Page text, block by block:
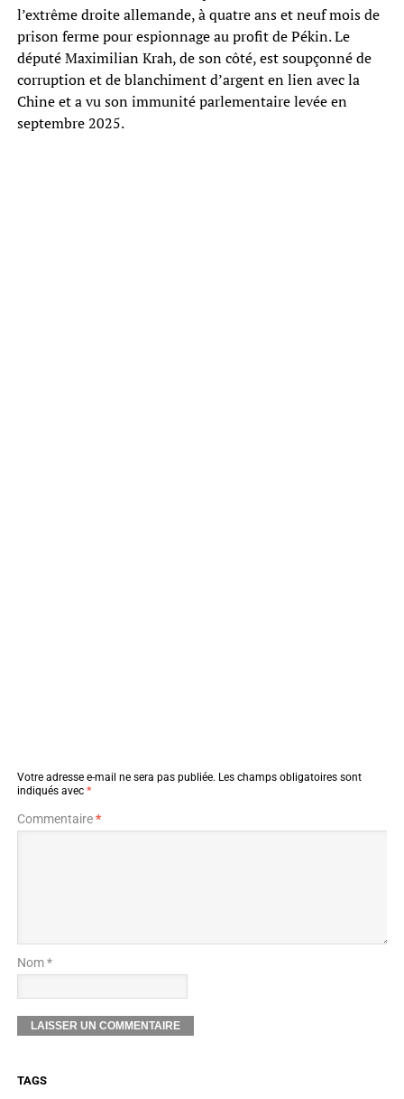
l’extrême droite allemande, à quatre ans et neuf mois de
prison ferme pour espionnage au profit de Pékin. Le
député Maximilian Krah, de son côté, est soupçonné de
corruption et de blanchiment d’argent en lien avec la
Chine et a vu son immunité parlementaire levée en
septembre 2025.
Votre adresse e-mail ne sera pas publiée. Les champs obligatoires sont
indiqués avec *
Commentaire*
Nom *
TAGS